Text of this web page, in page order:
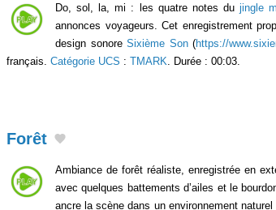
Do, sol, la, mi : les quatre notes dujingle
annonces voyageurs. Cet enregistrement
design sonoreSixième Son(https://
français. Catégorie UCS : TMARK . Durée : 00:03.
Forêt
Ambiance de forêt réaliste, enregistrée en
avec quelques battements d’ailes et le
ancre la scène dans un environnement